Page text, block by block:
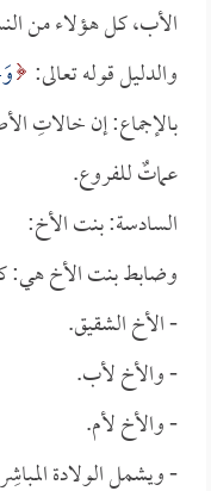
الأب، كل هؤلاء من
والدليل قوله تعالى:
بالإجماع: إن خالاتِ
عماتٌ للفروع.
السادسة: بنت الأخ:
وضابط بنت الأخ هي:
- الأخ الشقيق.
- والأخ لأب.
- والأخ لأم.
- ويشمل الولادة